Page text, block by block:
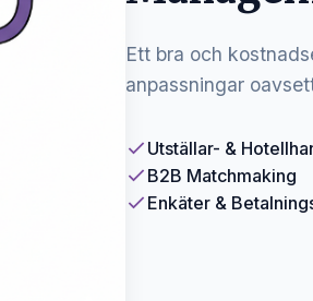
Ett bra och
anpassningar
Utställar- &
B2B Matchmaking
Enkäter &